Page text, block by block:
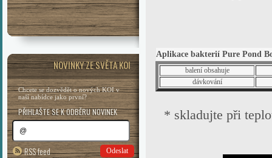
NOVINKY ZE SVĚTA KOI
Chcete se dozvědět o nových KOI v
naší nabídce jako první?
PŘIHLAŠTE SE K ODBĚRU NOVINEK
RSS feed Odeslat
Aplikace bakterií Pure Pond
balení obsahuje
dávkování
* skladujte při